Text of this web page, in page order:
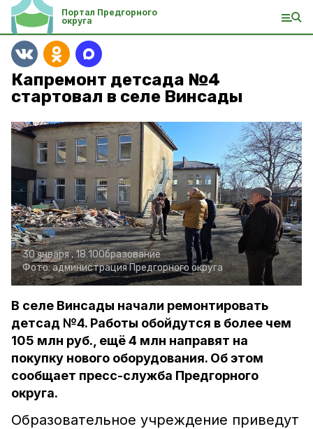
Портал Предгорного
округа
Капремонт детсада №4
стартовал в селе Винсады
30 января , 18:10Образование
Фото:администрация Предгорного округа
В селе Винсады начали ремонтировать
детсад №4. Работы обойдутся в более чем
105 млн руб., ещё 4 млн направят на
покупку нового оборудования. Об этом
сообщает пресс-служба Предгорного
округа.
Образовательное учреждение приведут